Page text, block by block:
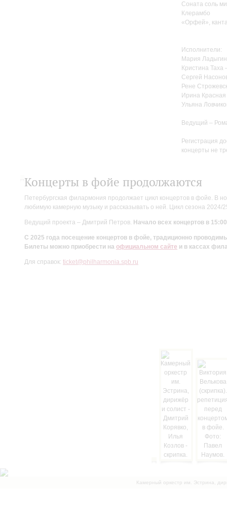
Соната соль
Клерамбо
«Орфей»,
Исполнители:
Мария
Кристина Таха
Сергей
Рене
Ирина Красная
Ульяна
Ведущий –
Регистрация
концерты не
Концерты в фойе продолжаются
Петербургская филармония продолжает цикл концертов в фойе. В
любимую камерную музыку и рассказывать о ней. Цикл сезона
Ведущий проекта – Дмитрий Петров. Начало всех концертов в
С 2025 года посещение концертов в фойе, традиционно
Билеты можно приобрести на официальном сайте и в кассах
Для справок: ticket@philharmonia.spb.ru
Камерный оркестр им. Эстрина,